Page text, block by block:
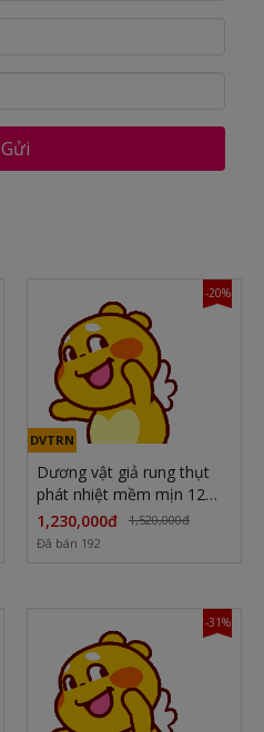
Gửi
-20%
DVTRN
Dương vật giả rung thụt
phát nhiệt mềm mịn 12
chế độ
1,230,000đ
1,520,000đ
Đã bán 192
-31%